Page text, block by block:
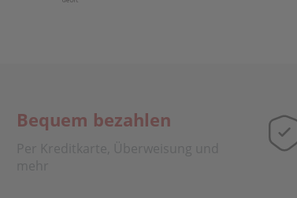
Bequem bezahlen
Per Kreditkarte, Überweisung und
mehr